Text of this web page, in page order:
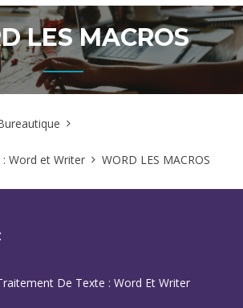
LES MACROS
Word et Writer WORD LES MACROS
De Texte : Word Et Writer